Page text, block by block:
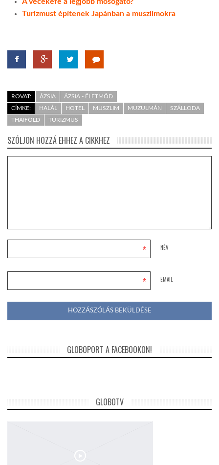
A vécékefe a legjobb mosogató?
Turizmust építenek Japánban a muszlimokra
ROVAT: ÁZSIA
ÁZSIA - ÉLETMÓD
CÍMKE:
HALÁL HOTEL MUSZLIM MUZULMÁN
SZÁLLODA
THAIFÖLD
TURIZMUS
SZÓLJON HOZZÁ EHHEZ A CIKKHEZ
NÉV
*
EMAIL
*
GLOBOPORT A FACEBOOKON!
GLOBOTV